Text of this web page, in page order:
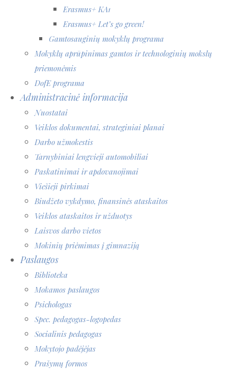
Erasmus+ KA1
Erasmus+ Let’s go green!
Gamtosauginių mokyklų programa
Mokyklų aprūpinimas gamtos ir technologinių mokslų
priemonėmis
DofE programa
Administracinė informacija
Nuostatai
Veiklos dokumentai, strateginiai planai
Darbo užmokestis
Tarnybiniai lengvieji automobiliai
Paskatinimai ir apdovanojimai
Viešieji pirkimai
Biudžeto vykdymo, finansinės ataskaitos
Veiklos ataskaitos ir užduotys
Laisvos darbo vietos
Mokinių priėmimas į gimnaziją
Paslaugos
Biblioteka
Mokamos paslaugos
Psichologas
Spec. pedagogas-logopedas
Socialinis pedagogas
Mokytojo padėjėjas
Prašymų formos